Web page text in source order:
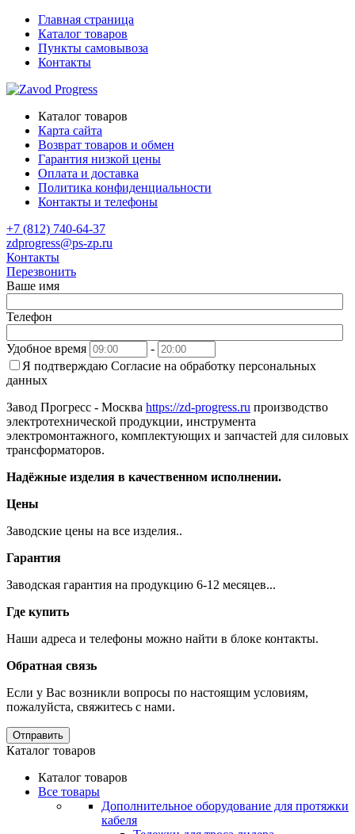
Главная страница
Каталог товаров
Пункты самовывоза
Контакты
Каталог товаров
Карта сайта
Возврат товаров и обмен
Гарантия низкой цены
Оплата и доставка
Политика конфиденциальности
Контакты и телефоны
+7 (812) 740-64-37
zdprogress@ps-zp.ru
Контакты
Перезвонить
Ваше имя
Телефон
Удобное время
-
Я подтверждаю Согласие на обработку персональных
данных
Завод Прогресс - Москва https://zd-progress.ru производство
электротехнической продукции, инструмента
электромонтажного, комплектующих и запчастей для силовых
трансформаторов.
Надёжные изделия в качественном исполнении.
Цены
Заводские цены на все изделия..
Гарантия
Заводская гарантия на продукцию 6-12 месяцев...
Где купить
Наши адреса и телефоны можно найти в блоке контакты.
Обратная связь
Если у Вас возникли вопросы по настоящим условиям,
пожалуйста, свяжитесь с нами.
Отправить
Каталог товаров
Каталог товаров
Все товары
Дополнительное оборудование для протяжки
кабеля